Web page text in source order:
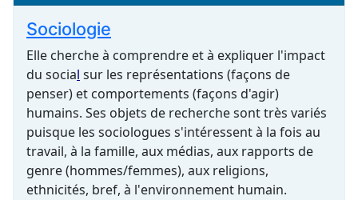
Sociologie
Elle cherche à comprendre et à expliquer l'impact
du social sur les représentations (façons de
penser) et comportements (façons d'agir)
humains. Ses objets de recherche sont très variés
puisque les sociologues s'intéressent à la fois au
travail, à la famille, aux médias, aux rapports de
genre (hommes/femmes), aux religions,
ethnicités, bref, à l'environnement humain.